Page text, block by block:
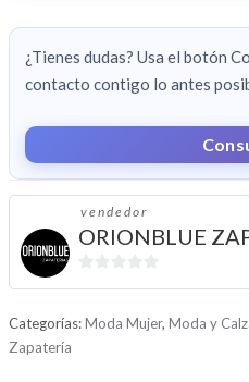
¿Tienes dudas? Usa el botón
contacto contigo lo antes
vendedor
ORIONBLUE
e
Categorías:Moda Mujer, Moda y
Zapatería